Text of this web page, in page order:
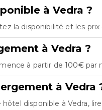
à Vedra ?
la disponibilité et les
à Vedra ?
à partir de 100€
à Vedra
disponible à Vedra,